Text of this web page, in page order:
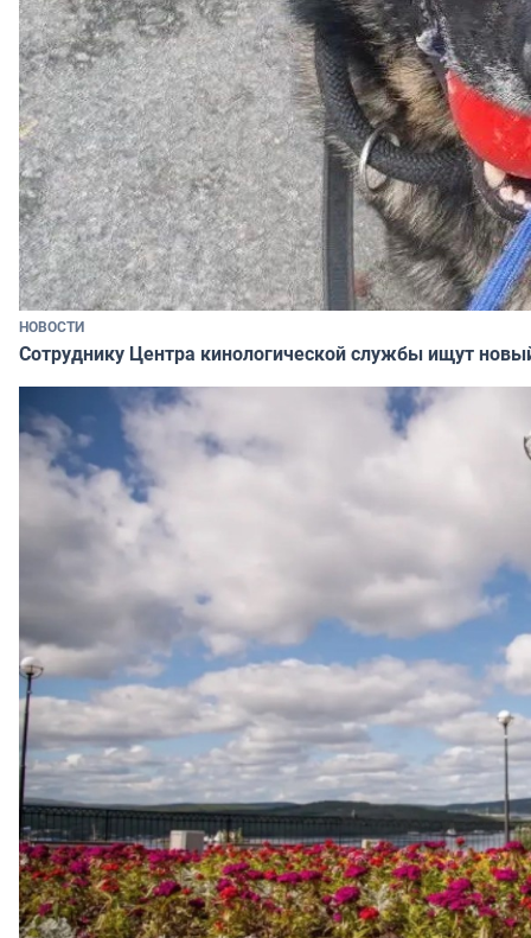
НОВОСТИ
Сотруднику Центра кинологической службы ищут